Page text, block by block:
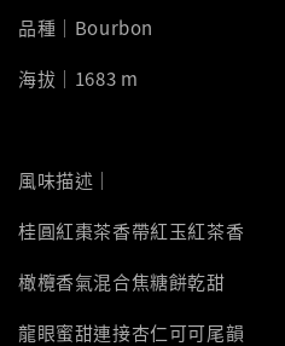
品種｜Bourbon
海拔｜1683 m
風味描述｜
桂圓紅棗茶香帶紅玉紅茶香
橄欖香氣混合焦糖餅乾甜
龍眼蜜甜連接杏仁可可尾韻